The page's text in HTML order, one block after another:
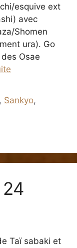
esquive ext
avec
Shomen
ura). Go
Osae
, Sankyo,
Taï sabaki et